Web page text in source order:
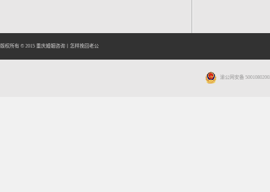
版权所有 © 2015 重庆婚姻咨询 怎样挽回老公
渝公网安备